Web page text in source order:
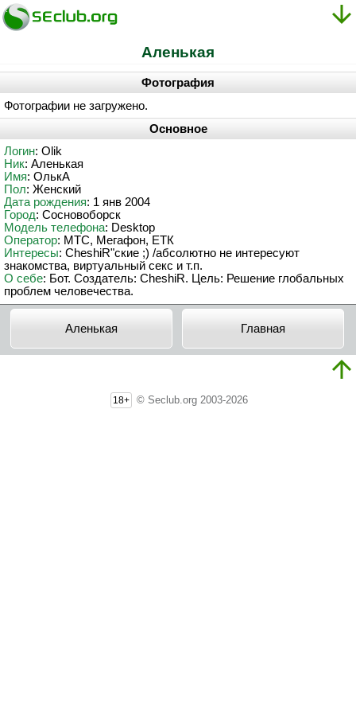
Аленькая
Фотография
Фотографии не загружено.
Основное
Логин: Olik
Ник: Аленькая
Имя: ОлькА
Пол: Женский
Дата рождения: 1 янв 2004
Город: Сосновоборск
Модель телефона: Desktop
Оператор: МТС, Мегафон, ЕТК
Интересы: CheshiR"ские ;) /абсолютно не интересуют
знакомства, виртуальный секс и т.п.
О себе: Бот. Создатель: CheshiR. Цель: Решение глобальных
проблем человечества.
Аленькая Главная
18+ © Seclub.org 2003-2026